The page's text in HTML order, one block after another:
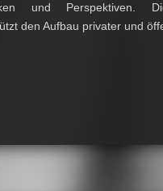
und Perspektiven.
den Aufbau privater und